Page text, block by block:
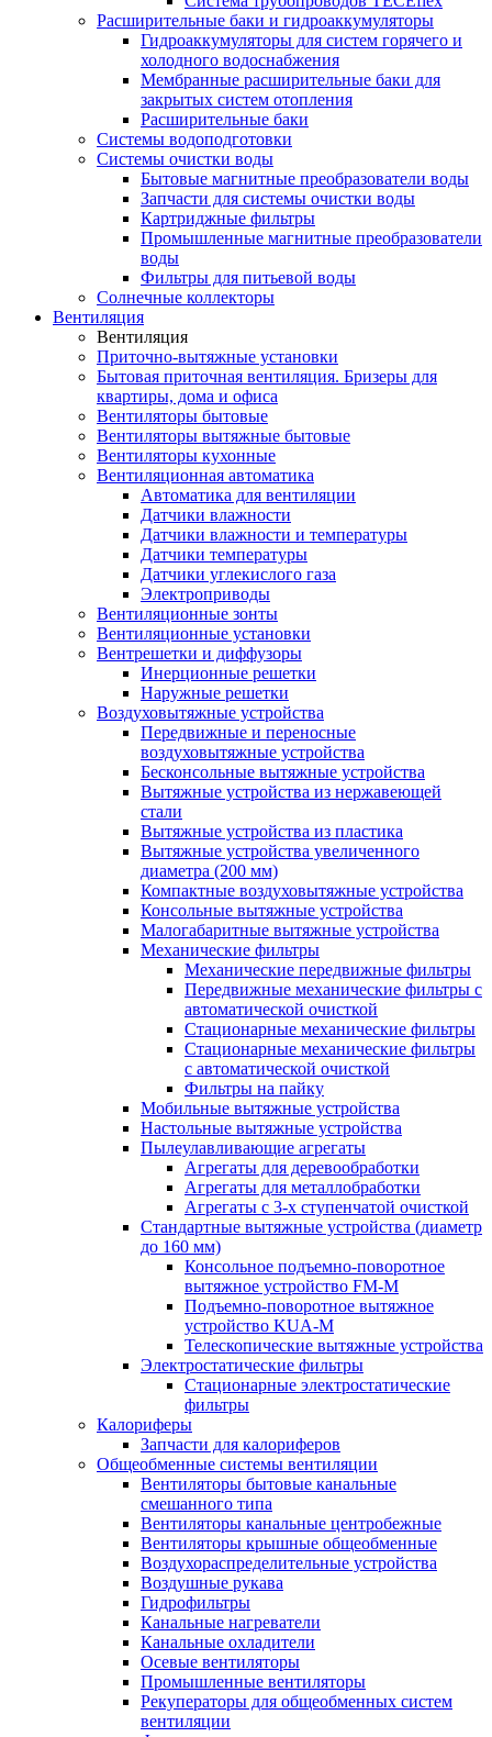
Расширительные баки и гидроаккумуляторы
Гидроаккумуляторы для систем горячего и
холодного водоснабжения
Мембранные расширительные баки для
закрытых систем отопления
Расширительные баки
Системы водоподготовки
Системы очистки воды
Бытовые магнитные преобразователи воды
Запчасти для системы очистки воды
Картриджные фильтры
Промышленные магнитные преобразователи
воды
Фильтры для питьевой воды
Солнечные коллекторы
Вентиляция
Вентиляция
Приточно-вытяжные установки
Бытовая приточная вентиляция. Бризеры для
квартиры, дома и офиса
Вентиляторы бытовые
Вентиляторы вытяжные бытовые
Вентиляторы кухонные
Вентиляционная автоматика
Автоматика для вентиляции
Датчики влажности
Датчики влажности и температуры
Датчики температуры
Датчики углекислого газа
Электроприводы
Вентиляционные зонты
Вентиляционные установки
Вентрешетки и диффузоры
Инерционные решетки
Наружные решетки
Воздуховытяжные устройства
Передвижные и переносные
воздуховытяжные устройства
Бесконсольные вытяжные устройства
Вытяжные устройства из нержавеющей
стали
Вытяжные устройства из пластика
Вытяжные устройства увеличенного
диаметра (200 мм)
Компактные воздуховытяжные устройства
Консольные вытяжные устройства
Малогабаритные вытяжные устройства
Механические фильтры
Механические передвижные фильтры
Передвижные механические фильтры с
автоматической очисткой
Стационарные механические фильтры
Стационарные механические фильтры
с автоматической очисткой
Фильтры на пайку
Мобильные вытяжные устройства
Настольные вытяжные устройства
Пылеулавливающие агрегаты
Агрегаты для деревообработки
Агрегаты для металлобработки
Агрегаты с 3-х ступенчатой очисткой
Стандартные вытяжные устройства (диаметр
до 160 мм)
Консольное подъемно-поворотное
вытяжное устройство FM-M
Подъемно-поворотное вытяжное
устройство KUA-M
Телескопические вытяжные устройства
Электростатические фильтры
Стационарные электростатические
фильтры
Калориферы
Запчасти для калориферов
Общеобменные системы вентиляции
Вентиляторы бытовые канальные
смешанного типа
Вентиляторы канальные центробежные
Вентиляторы крышные общеобменные
Воздухораспределительные устройства
Воздушные рукава
Гидрофильтры
Канальные нагреватели
Канальные охладители
Осевые вентиляторы
Промышленные вентиляторы
Рекуператоры для общеобменных систем
вентиляции